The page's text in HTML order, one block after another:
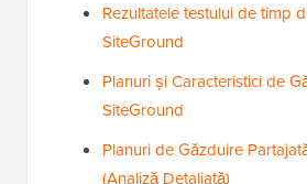
Rezultatele testului de timp
SiteGround
Planuri și Caracteristici de
SiteGround
Planuri de Găzduire
(Analiză Detaliată)